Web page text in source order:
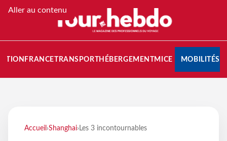
Aller au contenu
FRANCETRANSPORT HÉBERGEMENTMICE MOBILITÉS
Accueil ›Shanghai› Les 3 incontournables